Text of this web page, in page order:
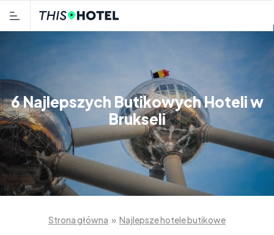
6 Najlepszych Butikowych Hoteli w
Brukseli
Strona główna » Najlepsze hotele butikowe